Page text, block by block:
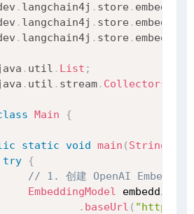
. langchain4j . store . embedding
. langchain4j . store . embedding
. langchain4j . store . embedding
. util . List ;
. util . stream. Collectors
Main {
static void main ( String
try {
// 1. 创建 OpenAI
EmbeddingModel
. baseUrl ( "http://